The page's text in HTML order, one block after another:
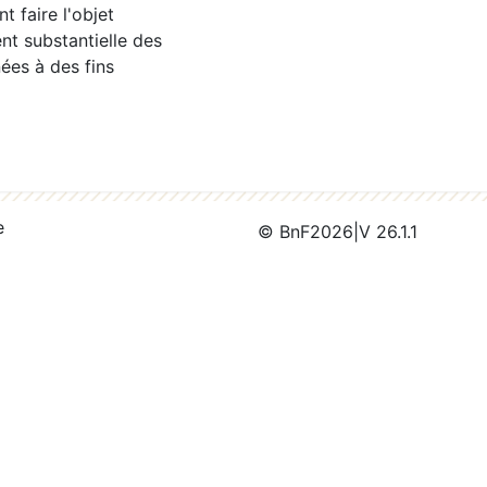
faire l'objet
substantielle des
à des fins
© BnF2026 V 26.1.1